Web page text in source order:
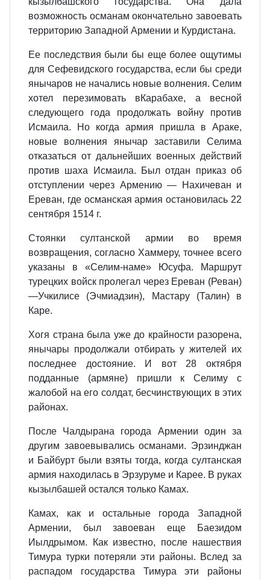
возможность османам окончательно завоевать
территорию Западной Армении и Курдистана.
Ее последствия были бы еще более ощутимы
для Сефевидского государства, если бы среди
янычаров не начались новые волнения. Селим
хотел перезимовать вКарабахе, а весной
следующего года продолжать войну против
Исмаила. Но когда армия пришла в Араке,
новые волнения янычар заставили Селима
отказаться от дальнейших военных действий
против шаха Исмаила. Был отдан приказ об
отступлении через Армению — Нахичеван и
Ереван, где османская армия остановилась 22
сентября 1514 г.
Стоянки султанской армии во время
возвращения, согласно Хаммеру, точнее всего
указаны в «Селим-наме» Юсуфа. Маршрут
турецких войск пролегал через Ереван (Реван)
—Учкилисе (Эчмиадзин), Мастару (Талин) в
Каре.
Хогя страна была уже до крайности разорена,
янычары продолжали отбирать у жителей их
последнее достояние. И вот 28 октября
подданные (армяне) пришли к Селиму с
жалобой на его солдат, бесчинствующих в этих
районах.
После Чалдырана города Армении один за
другим завоевывались османами. Эрзинджан
и Байбурт были взяты тогда, когда султанская
армия находилась в Эрзуруме и Карее. В руках
кызылбашей остался только Камах.
Камах, как и остальные города Западной
Армении, был завоеван еще Баезидом
Иылдрымом. Как известно, после нашествия
Тимура турки потеряли эти районы. Вслед за
распадом государства Тимура эти районы